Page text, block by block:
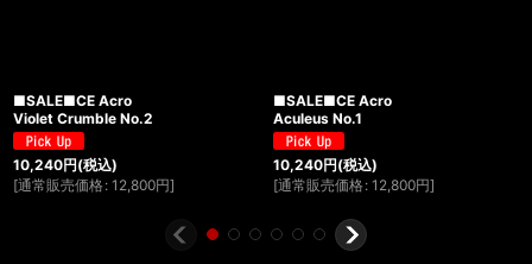
■SALE■CE Acro
Violet Crumble No.2
10,240円(税込)
[通常販売価格 : 12,800円]
■SALE■CE Acro
Aculeus No.1
10,240円(税込)
[通常販売価格 : 12,800円]